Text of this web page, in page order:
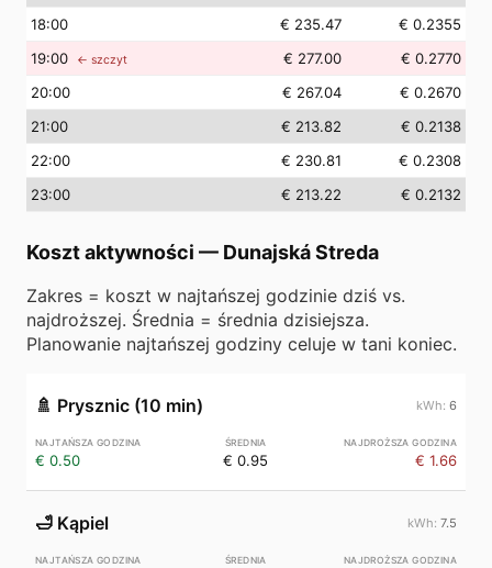
18:00 € 235.47
€ 0.2355
19:00 ← szczyt € 277.00
€ 0.2770
20:00 € 267.04
€ 0.2670
21:00 € 213.82
€ 0.2138
22:00 € 230.81
€ 0.2308
23:00 € 213.22 € 0.2132
Koszt aktywności — Dunajská Streda
Zakres = koszt w najtańszej godzinie dziś vs.
najdroższej. Średnia = średnia dzisiejsza.
Planowanie najtańszej godziny celuje w tani koniec.
🚿 Prysznic (10 min) 6
€ 0.50 € 0.95 € 1.66
🛁 Kąpiel 7.5